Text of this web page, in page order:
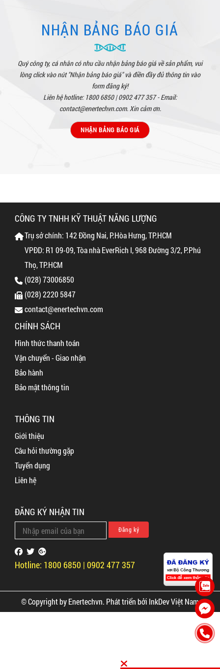
NHẬN BẢNG BÁO GIÁ
Quý công ty, cá nhân có nhu cầu nhận bảng báo giá về sản phẩm, vui
lòng click vào nút "Nhận bảng báo giá" và điền đầy đủ thông tin vào
form đăng ký!
Liên hệ hotline: 1800 6850 | 0902 477 357 - Email:
contact@enertechvn.com. Xin cảm ơn.
NHẬN BẢNG BÁO GIÁ
CÔNG TY TNHH KỸ THUẬT NĂNG LƯỢNG
Trụ sở chính: 142 Đồng Nai, P.Hòa Hưng, TP.HCM
VPĐD: R1 09-09, Tòa nhà EverRich I, 968 Đường 3/2, P.Phú
Thọ, TP.HCM
(028) 73006850
(028) 2220 5847
contact@enertechvn.com
CHÍNH SÁCH
Hình thức thanh toán
Vận chuyển - Giao nhận
Bảo hành
Bảo mật thông tin
THÔNG TIN
Giới thiệu
Câu hỏi thường gặp
Tuyển dụng
Liên hệ
ĐĂNG KÝ NHẬN TIN
Hotline: 1800 6850 | 0902 477 357
© Copyright by Enertechvn. Phát triển bởi InkDev Việt Nam